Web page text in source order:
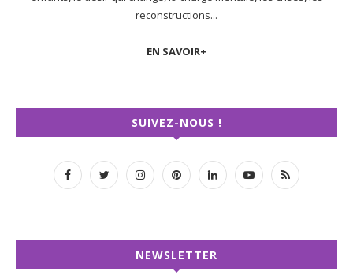
reconstructions...
EN SAVOIR+
SUIVEZ-NOUS !
NEWSLETTER